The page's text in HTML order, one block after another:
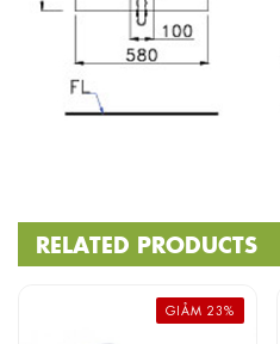
RELATED PRODUCTS
GIẢM 23%